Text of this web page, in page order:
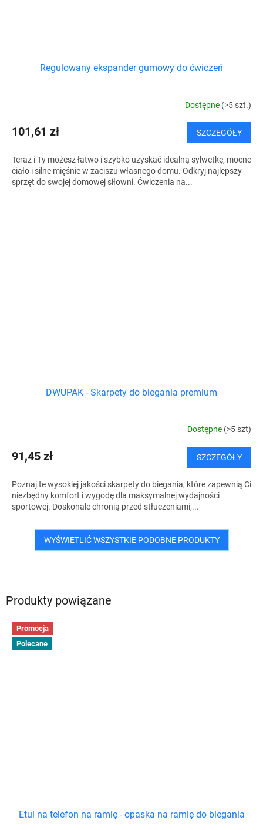
Produkty powiązane
Promocja
Polecane
Etui na telefon na ramię - opaska na ramię do biegania
Regulowany ekspander gumowy do ćwiczeń
Dostępne (>5 szt.)
101,61 zł SZCZEGÓŁY
Teraz i Ty możesz łatwo i szybko uzyskać idealną sylwetkę, mocne
ciało i silne mięśnie w zaciszu własnego domu. Odkryj najlepszy
sprzęt do swojej domowej siłowni. Ćwiczenia na...
DWUPAK - Skarpety do biegania premium
Dostępne (>5 szt)
91,45 zł SZCZEGÓŁY
Poznaj te wysokiej jakości skarpety do biegania, które zapewnią Ci
niezbędny komfort i wygodę dla maksymalnej wydajności
sportowej. Doskonale chronią przed stłuczeniami,...
WYŚWIETLIĆ WSZYSTKIE PODOBNE PRODUKTY